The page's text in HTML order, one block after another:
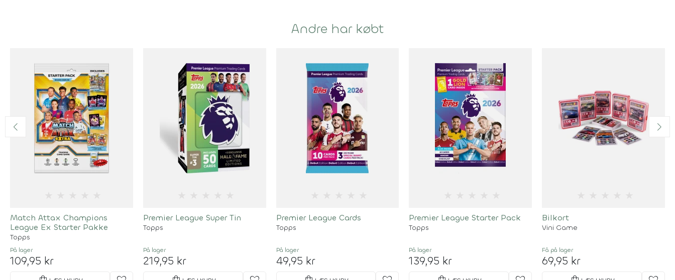
Andre har købt
Match Attax Champions
League Ex Starter Pakke
Topps
På lager
109,95 kr
Premier League Super Tin
Topps
På lager
219,95 kr
Premier League Cards
Topps
På lager
49,95 kr
Premier League Starter Pack
Topps
På lager
139,95 kr
Bilkort
Vini Game
Få på lager
69,95 kr